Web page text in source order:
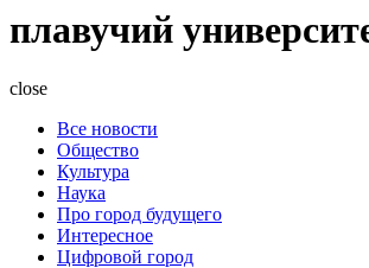
плавучий
close
Все новости
Общество
Культура
Наука
Про город будущего
Интересное
Цифровой город